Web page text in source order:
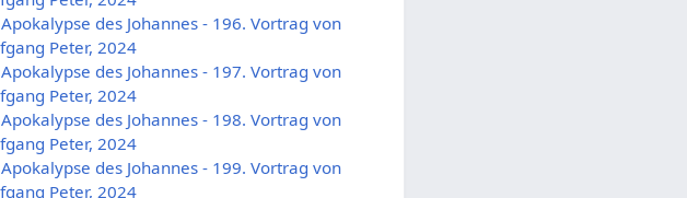
des Johannes - 196. Vortrag von
Peter, 2024
des Johannes - 197. Vortrag von
Peter, 2024
des Johannes - 198. Vortrag von
Peter, 2024
des Johannes - 199. Vortrag von
Peter, 2024